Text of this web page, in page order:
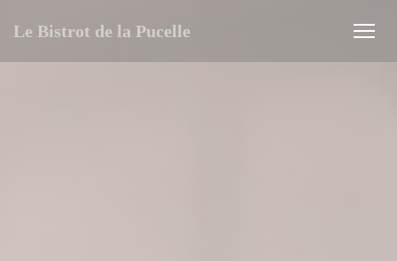
Le Bistrot de la Pucelle